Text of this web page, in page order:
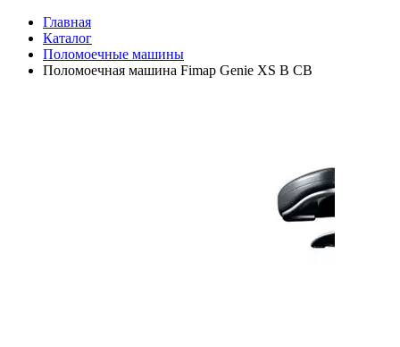
Главная
Каталог
Поломоечные машины
Поломоечная машина Fimap Genie XS B CB